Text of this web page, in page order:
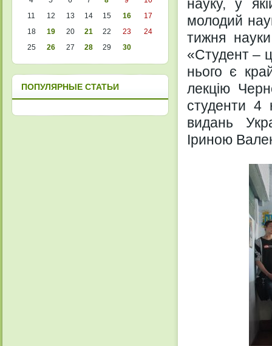
науку, у
молодий
тижня
«Студент –
нього є
лекцію
студенти 4
видань
Іриною
11
12 13 14 15 16
17
18
19 20 21 22 23
24
25
26 27 28 29 30
ПОПУЛЯРНЫЕ СТАТЬИ